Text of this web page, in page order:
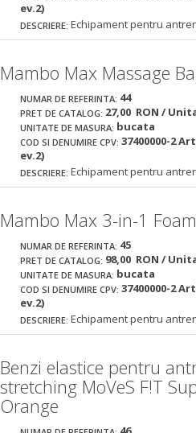
ev.2)
DESCRIERE: Echipament pentru
Mambo Max Massage
NUMAR DE REFERINTA: 44
PRET DE CATALOG: 27,00 RON /
UNITATE DE MASURA: bucata
COD SI DENUMIRE CPV: 37400000-2
ev.2)
DESCRIERE: Echipament pentru
Mambo Max 3-in-1
NUMAR DE REFERINTA: 45
PRET DE CATALOG: 98,00 RON /
UNITATE DE MASURA: bucata
COD SI DENUMIRE CPV: 37400000-2
ev.2)
DESCRIERE: Echipament pentru
Benzi elastice pentru
stretching MoVeS F!T
Orange